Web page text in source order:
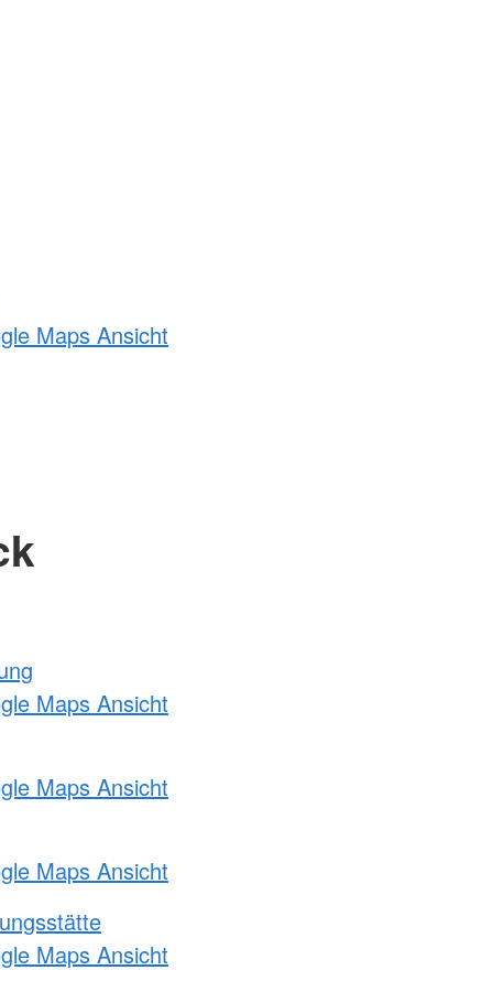
Maps Ansicht
Maps Ansicht
Maps Ansicht
Maps Ansicht
Maps Ansicht